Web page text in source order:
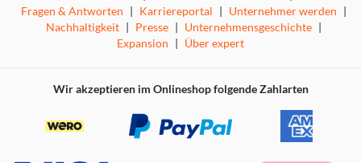
Fragen & Antworten | Karriereportal | Unternehmer werden |
Nachhaltigkeit | Presse | Unternehmensgeschichte |
Expansion | Über expert
Wir akzeptieren im Onlineshop folgende Zahlarten